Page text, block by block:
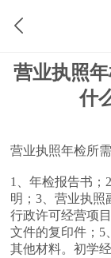
营业执照
什
营业执照年检所
1、年检报告书；
明；3、营业执照
行政许可经营项
文件的复印件；5
其他材料。初学